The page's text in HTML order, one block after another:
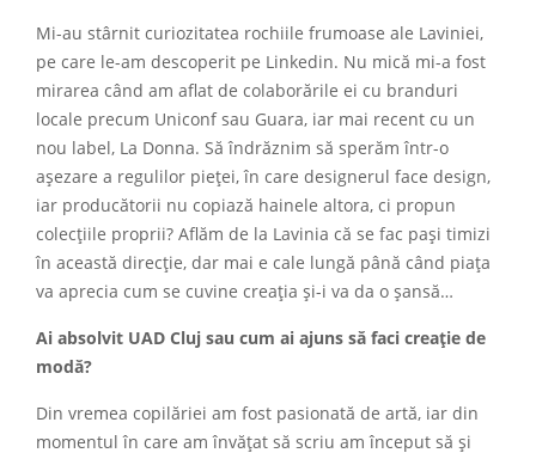
Mi-au stârnit curiozitatea rochiile frumoase ale Laviniei,
pe care le-am descoperit pe Linkedin. Nu mică mi-a fost
mirarea când am aflat de colaborările ei cu branduri
locale precum Uniconf sau Guara, iar mai recent cu un
nou label, La Donna. Să îndrăznim să sperăm într-o
așezare a regulilor pieței, în care designerul face design,
iar producătorii nu copiază hainele altora, ci propun
colecțiile proprii? Aflăm de la Lavinia că se fac pași timizi
în această direcție, dar mai e cale lungă până când piața
va aprecia cum se cuvine creația și-i va da o șansă…
Ai absolvit UAD Cluj sau cum ai ajuns să faci creație de
modă?
Din vremea copilăriei am fost pasionată de artă, iar din
momentul în care am învățat să scriu am început să și